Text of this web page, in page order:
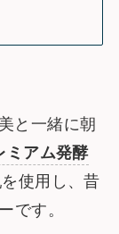
と一緒に朝
ミアム発酵
使用し、昔
です。